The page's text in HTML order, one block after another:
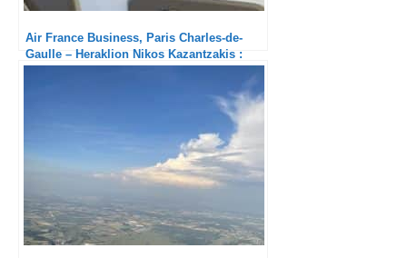
Air France Business, Paris Charles-de-
Gaulle – Heraklion Nikos Kazantzakis :